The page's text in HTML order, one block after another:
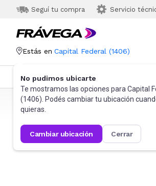
Seguí tu compra Servicio
Estás en Capital Federal (1406)
No pudimos ubicarte
Te mostramos las opciones para Capital
(1406). Podés cambiar tu ubicación
quieras.
cambiar ubicación cerrar
Categorías Más Vendidos
Frávega Indumentaria Accesorios